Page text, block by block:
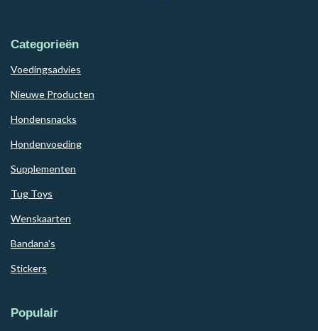
Categorieën
Voedingsadvies
Nieuwe Producten
Hondensnacks
Hondenvoeding
Supplementen
Tug Toys
Wenskaarten
Bandana's
Stickers
Populair